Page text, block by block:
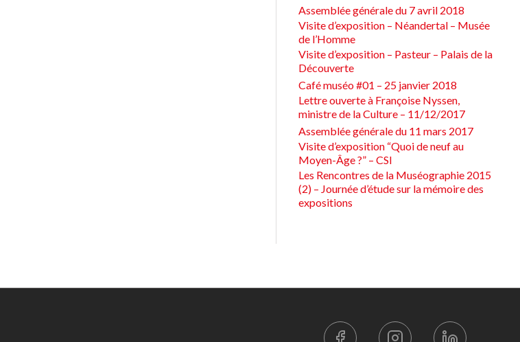
Assemblée générale du 7 avril 2018
Visite d’exposition – Néandertal – Musée
de l’Homme
Visite d’exposition – Pasteur – Palais de la
Découverte
Café muséo #01 – 25 janvier 2018
Lettre ouverte à Françoise Nyssen,
ministre de la Culture – 11/12/2017
Assemblée générale du 11 mars 2017
Visite d’exposition “Quoi de neuf au
Moyen-Âge ?” – CSI
Les Rencontres de la Muséographie 2015
(2) – Journée d’étude sur la mémoire des
expositions